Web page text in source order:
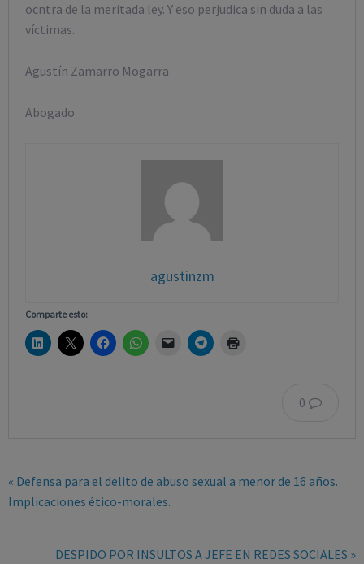
ocntra de la meritada ley. Y eso perjudica sin duda a las
víctimas.
Agustín Zamarro Mogarra
Abogado
agustinzm
Comparte esto:
0
« Defensa para el delito de abuso sexual a menor de 16 años.
Implicaciones ético-morales.
DESPIDO POR INSULTOS A JEFE EN REDES SOCIALES »